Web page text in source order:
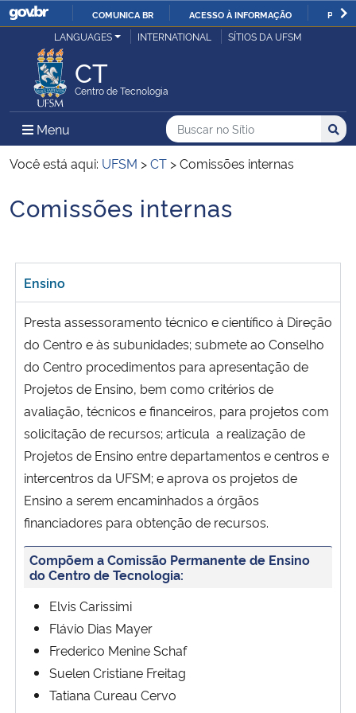
IR
COMUNICA BR ACESSO À INFORMAÇÃO
Ministério da Justiça e Segurança Pública
Ministério da Defesa
Ministério das Relações Exteriores
Ministério da Economia
Ministério da Agricultura, Pecuária e Abastecimento
Ministério da Educação
Ministério da Cidadania
Ministério da Saúde
Ministério de Minas e Energia
Ministério da Ciência, Tecnologia, Inovações e Comunicações
Ministério do Turismo
Ministério do Desenvolvimento Regional
LANGUAGES INTERNATIONAL SÍTIOS DA UFSM
CT
Centro de Tecnologia
Menu Menu Principal do Sítio
Busca
Buscar no no Sítio
Busca:
Você está aqui: UFSM >CT >Comissões internas
Início do conteúdo
Comissões internas
Ensino
Presta assessoramento técnico e científico à Direção
do Centro e às subunidades; submete ao Conselho
do Centro procedimentos para apresentação de
Projetos de Ensino, bem como critérios de
avaliação, técnicos e financeiros, para projetos com
solicitação de recursos; articula a realização de
Projetos de Ensino entre departamentos e centros e
intercentros da UFSM; e aprova os projetos de
Ensino a serem encaminhados a órgãos
financiadores para obtenção de recursos.
Compõem a Comissão Permanente de Ensino
do Centro de Tecnologia:
Elvis Carissimi
Flávio Dias Mayer
Frederico Menine Schaf
Suelen Cristiane Freitag
Tatiana Cureau Cervo